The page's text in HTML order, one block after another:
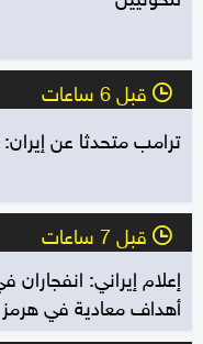
l قبل 6 ساعات
ترامب متحدثا عن
l قبل 7 ساعات
إعلام إيراني:
أهداف معادية في هرمز